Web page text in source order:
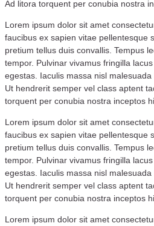
Ad litora torquent per conubia nostra
Lorem ipsum dolor sit amet
faucibus ex sapien vitae pellentesque
pretium tellus duis convallis. Tempus
tempor. Pulvinar vivamus fringilla
egestas. Iaculis massa nisl
Ut hendrerit semper vel class aptent
torquent per conubia nostra inceptos
Lorem ipsum dolor sit amet
faucibus ex sapien vitae pellentesque
pretium tellus duis convallis. Tempus
tempor. Pulvinar vivamus fringilla
egestas. Iaculis massa nisl
Ut hendrerit semper vel class aptent
torquent per conubia nostra inceptos
Lorem ipsum dolor sit amet